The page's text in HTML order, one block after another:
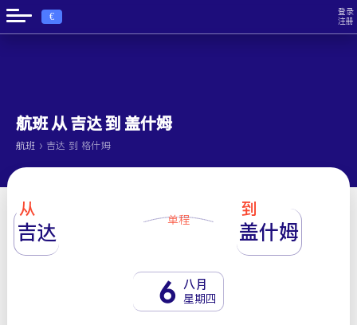
€
登录
注册
航班 从 吉达 到 盖什姆
航班 › 吉达 到 格什姆
从
吉达 单程
到
盖什姆
6 八月
星期四